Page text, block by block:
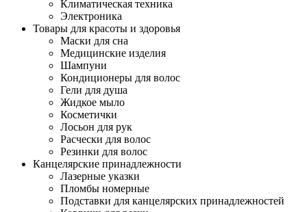
Климатическая техника
Электроника
Товары для красоты и здоровья
Маски для сна
Медицинские изделия
Шампуни
Кондиционеры для волос
Гели для душа
Жидкое мыло
Косметички
Лосьон для рук
Расчески для волос
Резинки для волос
Канцелярские принадлежности
Лазерные указки
Пломбы номерные
Подставки для канцелярских принадлежностей